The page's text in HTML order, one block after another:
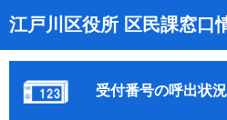
江戸川区役所 区民課窓口
トップページ
受付番号の呼出状況確認
受付番号の呼出状